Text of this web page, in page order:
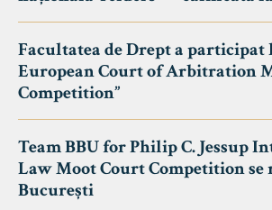
Facultatea de Drept a participat
European Court of Arbitration
Competition”
Team BBU for Philip C. Jessup
Law Moot Court Competition se
București